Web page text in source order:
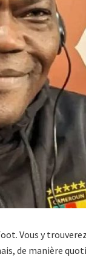
Vous y
de manière